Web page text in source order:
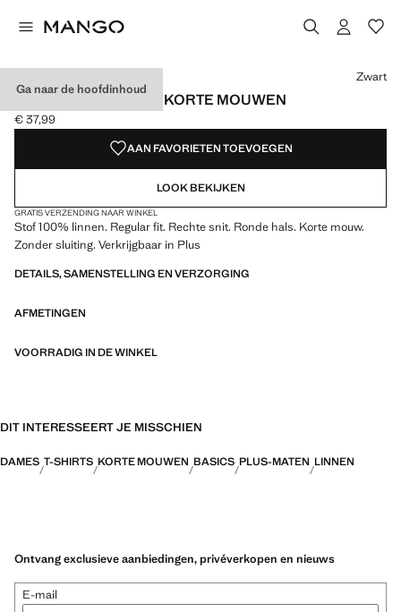
Ga naar de hoofdinhoud
LINNEN T-SHIRT MET KORTE MOUWEN
Huidige prijs [€ 37,99 ]
€ 37,99
Kies een kleur
Kleur Zwart geselecteerd
Kleur Gebroken wit
Kleur Rood
Zwart
AAN FAVORIETEN TOEVOEGEN
LOOK BEKIJKEN
GRATIS VERZENDING NAAR WINKEL
Stof 100% linnen. Regular fit. Rechte snit. Ronde hals. Korte mouw.
Zonder sluiting. Verkrijgbaar in Plus
DETAILS, SAMENSTELLING EN VERZORGING
AFMETINGEN
VOORRADIG IN DE WINKEL
DIT INTERESSEERT JE MISSCHIEN
DAMES T-SHIRTS KORTE MOUWEN BASICS PLUS-MATEN LINNEN
Ontvang exclusieve aanbiedingen, privéverkopen en nieuws
E-mail